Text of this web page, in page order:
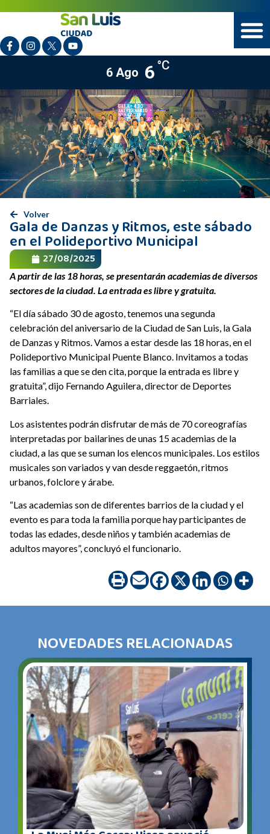
6 Ago 6 °C
Volver
Gala de Danzas y Ritmos, este sábado
en el Polideportivo Municipal
27/08/2025
A partir de las 18 horas, se presentarán academias de diversos
sectores de la ciudad. La entrada es libre y gratuita.
“El día sábado 30 de agosto, tenemos una segunda
celebración del aniversario de la Ciudad de San Luis, la Gala
de Danzas y Ritmos. Vamos a estar desde las 18 horas, en el
Polideportivo Municipal Puente Blanco. Invitamos a todas
las familias a que se den cita, porque la entrada es libre y
gratuita”, dijo Fernando Aguilera, director de Deportes
Barriales.
Los asistentes podrán disfrutar de más de 70 coreografías
interpretadas por bailarines de unas 15 academias de la
ciudad, a las que se suman los elencos municipales. Los estilos
musicales son variados y van desde reggaetón, ritmos
urbanos, folclore y árabe.
“Las academias son de diferentes barrios de la ciudad y el
evento es para toda la familia porque hay participantes de
todas las edades, desde niños y también academias de
adultos mayores”, concluyó el funcionario.
NOVEDADES RELACIONADAS